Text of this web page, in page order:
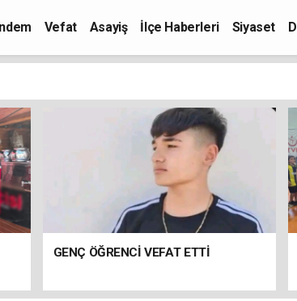
Vefat Asayiş İlçe Haberleri Siyaset
GENÇ ÖĞRENCİ VEFAT ETTİ